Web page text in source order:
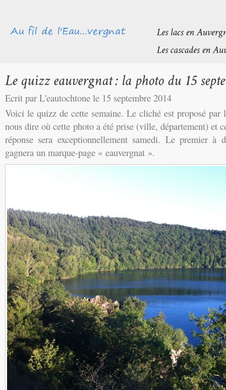
Ecrit par L'eautochtone le 15 septembre 2014
Voici le quizz de cette semaine. Le cliché est proposé par
nous dire où cette photo a été prise (ville, département) et
réponse sera exceptionnellement samedi. Le premier à
gagnera un marque-page « eauvergnat ».